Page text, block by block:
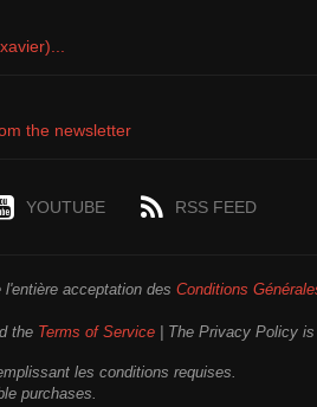
the newsletter
YOUTUBE RSS FEED
acceptation des Conditions
the Terms of Service | The Privacy Policy is
les conditions requises.
purchases.